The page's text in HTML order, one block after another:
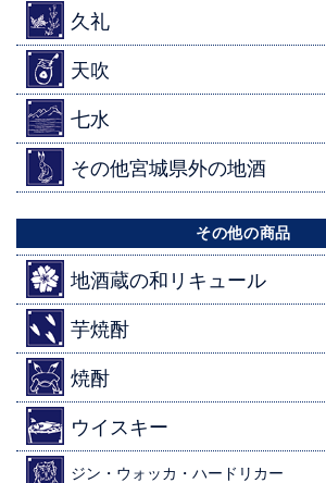
久礼
天吹
七水
その他宮城県外の地酒
その他の商品
地酒蔵の和リキュール
芋焼酎
焼酎
ウイスキー
ジン・ウォッカ・ハードリカー